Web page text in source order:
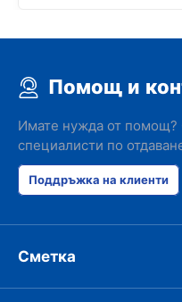
Помощ и
Имате нужда от
специалисти по
Поддръжка на клиенти
Сметка